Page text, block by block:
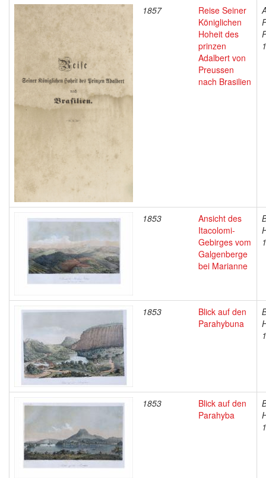
1857
Reise Seiner
Königlichen
Hoheit des
prinzen
Adalbert von
Preussen
nach Brasilien
1853
Ansicht des
Itacolomi-
Gebirges vom
Galgenberge
bei Marianne
1853
Blick auf den
Parahybuna
1853
Blick auf den
Parahyba